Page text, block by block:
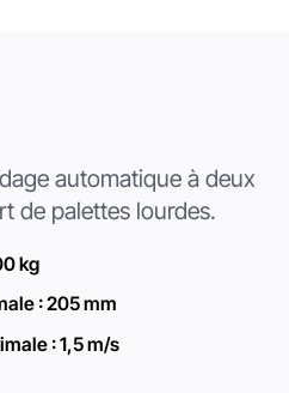
automatique à deux
de palettes lourdes.
kg
: 205 mm
: 1,5 m/s